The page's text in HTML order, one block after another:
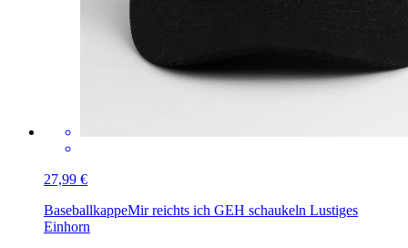
27,99 €
BaseballkappeMir reichts ich GEH schaukeln Lustiges
Einhorn